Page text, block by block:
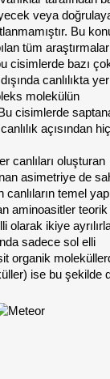
veya
Bu
tüm
cisimlerde bazı
canlılıkta
molekülün
cisimlerde
açısından
canlıları oluşturan
asimetriye de
temel
aminoasitler
olarak ikiye
sadece sol elli
organik
ise bu şekilde